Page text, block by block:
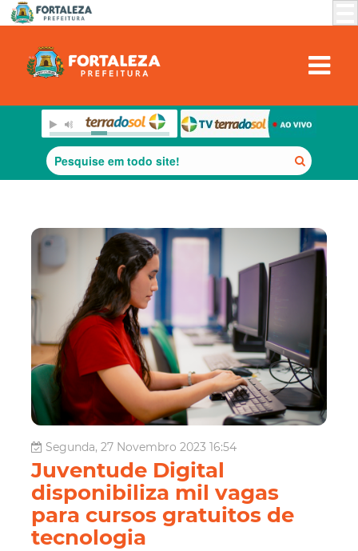
Segunda, 27 Novembro 2023 16:54
Juventude Digital
disponibiliza mil vagas
para cursos gratuitos de
tecnologia